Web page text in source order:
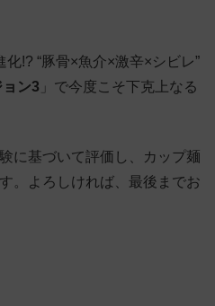
!? “豚骨×魚介×激辛×シビレ”
ン3 」で今度こそ下克上なる
に基づいて評価し、カップ麺
。よろしければ、最後までお